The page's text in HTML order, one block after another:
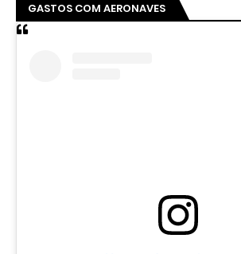
GASTOS COM AERONAVES